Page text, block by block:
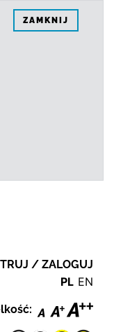
ZAMKNIJ
/ ZALOGUJ
PL EN